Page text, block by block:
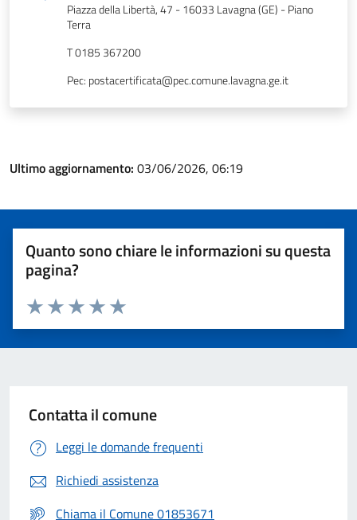
Piazza della Libertà, 47 - 16033 Lavagna (GE) - Piano
Terra
T 0185 367200
Pec: postacertificata@pec.comune.lavagna.ge.it
Ultimo aggiornamento: 03/06/2026, 06:19
Quanto sono chiare le informazioni su questa
pagina?
Valuta 5 stelle su 5
Valuta 4 stelle su 5
Valuta 3 stelle su 5
Valuta 2 stelle su 5
Valuta 1 stelle su 5
Contatta il comune
Leggi le domande frequenti
Richiedi assistenza
Chiama il Comune 01853671